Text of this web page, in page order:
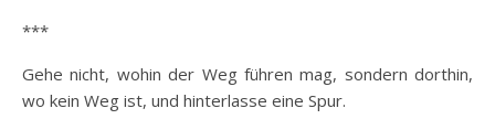
***
Gehe nicht, wohin der Weg führen mag, sondern dorthin,
wo kein Weg ist, und hinterlasse eine Spur.